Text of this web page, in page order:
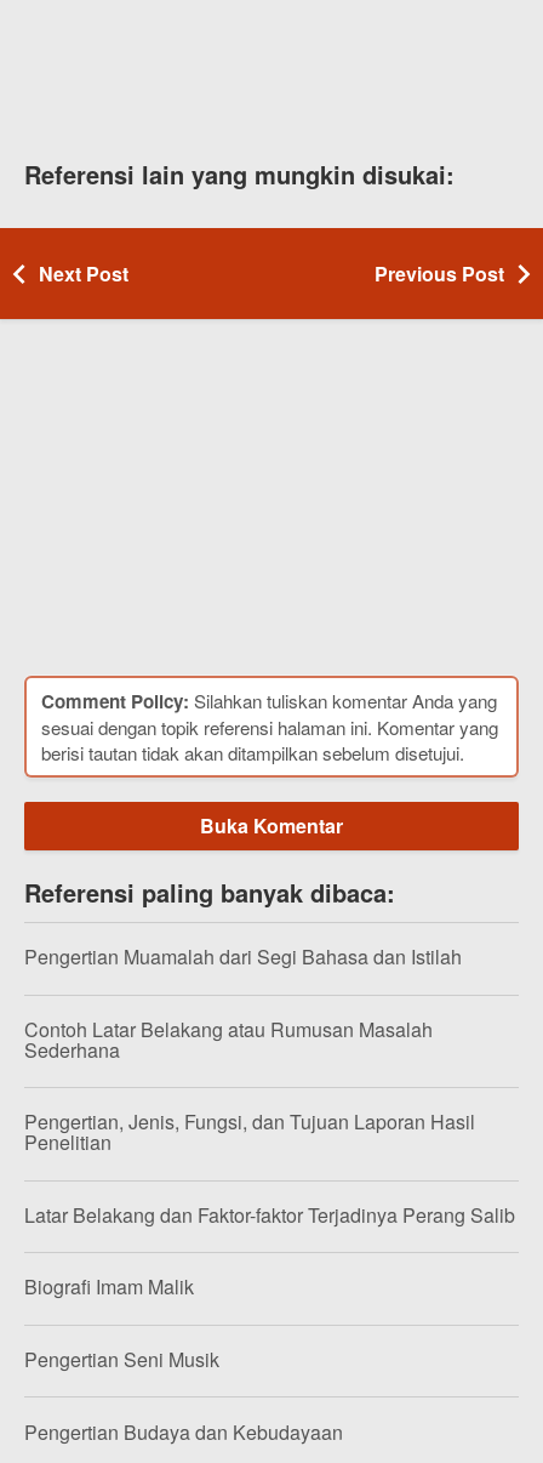
Referensi lain yang mungkin disukai:
Next Post Previous Post
Comment Policy: Silahkan tuliskan komentar Anda yang
sesuai dengan topik referensi halaman ini. Komentar yang
berisi tautan tidak akan ditampilkan sebelum disetujui.
Buka Komentar
Referensi paling banyak dibaca:
Pengertian Muamalah dari Segi Bahasa dan Istilah
Contoh Latar Belakang atau Rumusan Masalah
Sederhana
Pengertian, Jenis, Fungsi, dan Tujuan Laporan Hasil
Penelitian
Latar Belakang dan Faktor-faktor Terjadinya Perang Salib
Biografi Imam Malik
Pengertian Seni Musik
Pengertian Budaya dan Kebudayaan